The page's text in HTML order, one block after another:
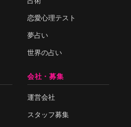
恋愛心理テスト
夢占い
世界の占い
会社・募集
運営会社
スタッフ募集